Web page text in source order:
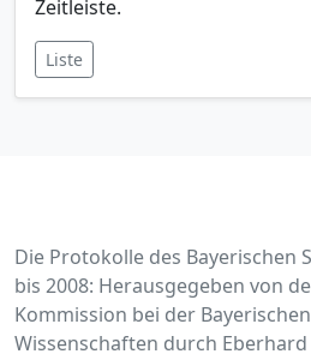
Zeitleiste.
Liste
Die Protokolle des Bayerischen
bis 2008: Herausgegeben von
Kommission bei der
Wissenschaften durch